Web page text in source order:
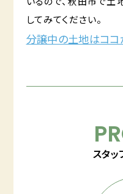
してみてください。
分譲中の土地はココ
スタッ